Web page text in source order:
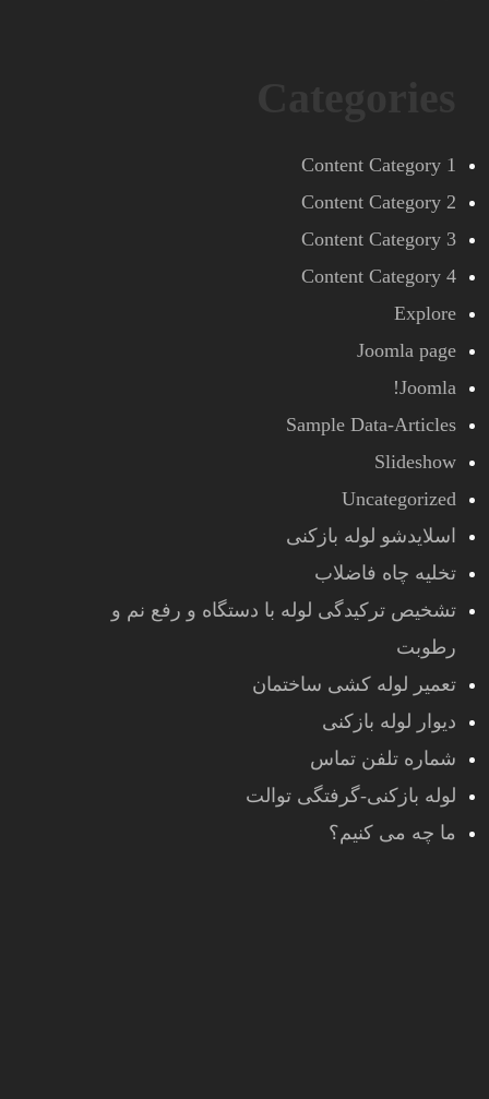
Content Category 1
Content Category 2
Content Category 3
Content Category 4
Explore
Joomla page
Joomla!
Sample Data-Articles
Slideshow
Uncategorized
اسلایدشو لوله بازکنی
تخلیه چاه فاضلاب
تشخیص ترکیدگی لوله با دستگاه و رفع نم و
رطوبت
تعمیر لوله کشی ساختمان
دیوار لوله بازکنی
شماره تلفن تماس
لوله بازکنی-گرفتگی توالت
ما چه می کنیم؟